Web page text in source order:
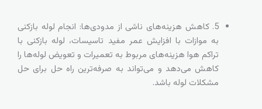
5. کاهش هزینه‌های ناشی از مدودی‌ها: انجام لوله بازکنی
به موازات با افزایش عمر مفید تاسیسات، لوله بازکنی با
تراکم هوا هزینه‌های مربوط به تعمیرات و تعویض لوله‌ها را
کاهش می‌دهد و می‌تواند به صرفه‌ترین راه حل برای حل
مشکلات لوله باشد.